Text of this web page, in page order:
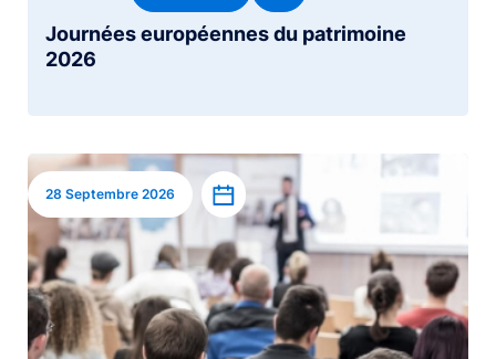
Journées européennes du patrimoine
2026
Image
28 Septembre 2026 Ajouter à l’agenda